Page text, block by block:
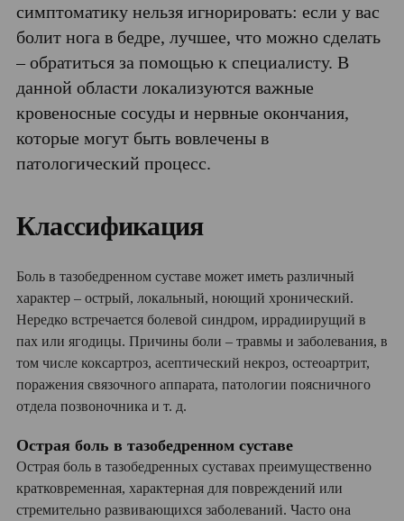
симптоматику нельзя игнорировать: если у вас
болит нога в бедре, лучшее, что можно сделать
– обратиться за помощью к специалисту. В
данной области локализуются важные
кровеносные сосуды и нервные окончания,
которые могут быть вовлечены в
патологический процесс.
Классификация
Боль в тазобедренном суставе может иметь различный
характер – острый, локальный, ноющий хронический.
Нередко встречается болевой синдром, иррадиирущий в
пах или ягодицы. Причины боли – травмы и заболевания, в
том числе коксартроз, асептический некроз, остеоартрит,
поражения связочного аппарата, патологии поясничного
отдела позвоночника и т. д.
Острая боль в тазобедренном суставе
Острая боль в тазобедренных суставах преимущественно
кратковременная, характерная для повреждений или
стремительно развивающихся заболеваний. Часто она